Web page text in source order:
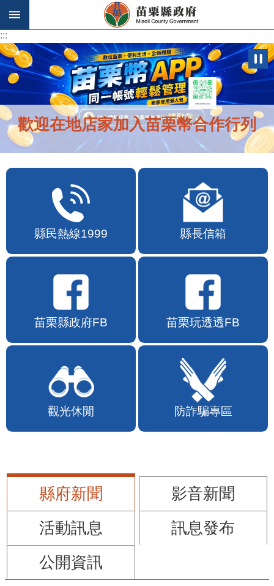
跳到主要內容區塊
:::
:::
歡迎在地店家加入苗栗幣合作行列
縣民熱線1999 縣長信箱
苗栗縣政府FB 苗栗玩透透FB
觀光休閒 防詐騙專區
縣府新聞
影音新聞
活動訊息
訊息發布
公開資訊